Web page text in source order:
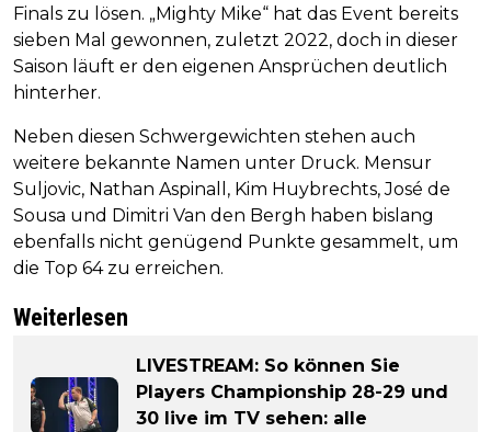
Finals zu lösen. „Mighty Mike“ hat das Event bereits
sieben Mal gewonnen, zuletzt 2022, doch in dieser
Saison läuft er den eigenen Ansprüchen deutlich
hinterher.
Neben diesen Schwergewichten stehen auch
weitere bekannte Namen unter Druck. Mensur
Suljovic, Nathan Aspinall, Kim Huybrechts, José de
Sousa und Dimitri Van den Bergh haben bislang
ebenfalls nicht genügend Punkte gesammelt, um
die Top 64 zu erreichen.
Weiterlesen
LIVESTREAM: So können Sie
Players Championship 28-29 und
30 live im TV sehen: alle